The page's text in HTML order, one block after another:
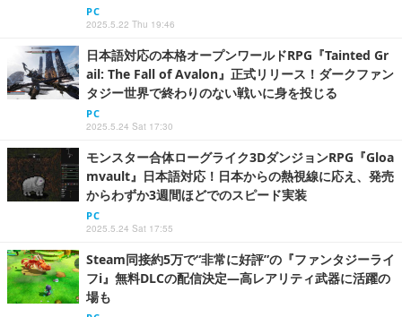
PC
2025.5.22 Thu 19:46
日本語対応の本格オープンワールドRPG『Tainted Gr
ail: The Fall of Avalon』正式リリース！ダークファン
タジー世界で終わりのない戦いに身を投じる
PC
2025.5.24 Sat 17:30
モンスター合体ローグライク3DダンジョンRPG『Gloa
mvault』日本語対応！日本からの熱視線に応え、発売
からわずか3週間ほどでのスピード実装
PC
2025.5.24 Sat 17:55
Steam同接約5万で“非常に好評”の『ファンタジーライ
フi』無料DLCの配信決定―高レアリティ武器に活躍の
場も